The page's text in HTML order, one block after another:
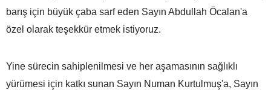
barış için büyük çaba sarf eden Sayın Abdullah Öcalan'a
özel olarak teşekkür etmek istiyoruz.
Yine sürecin sahiplenilmesi ve her aşamasının sağlıklı
yürümesi için katkı sunan Sayın Numan Kurtulmuş'a, Sayın